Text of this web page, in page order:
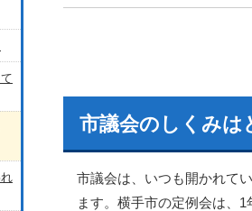
市議会のしくみは
市議会は、いつも開かれて
ます。横手市の定例会は、